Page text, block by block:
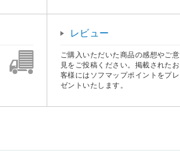
レビュー
ご購入いただいた商品の感想やご意
見をご投稿ください。掲載されたお
客様にはソフマップポイントをプレ
ゼントいたします。